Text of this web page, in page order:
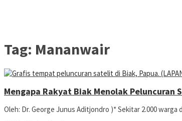
Tag: Mananwair
Mengapa Rakyat Biak Menolak Peluncuran
Oleh: Dr. George Junus Aditjondro )* Sekitar 2.000